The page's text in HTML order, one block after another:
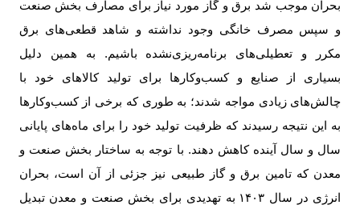
بحران موجب شد برق و گاز مورد نیاز برای مصارف بخش صنعت
و سپس مصرف خانگی وجود نداشته و شاهد قطعی‌های برق
مکرر و تعطیلی‌های برنامه‌ریزی‌نشده باشیم. به همین دلیل
بسیاری از صنایع و کسب‌وکارها برای تولید کالاهای خود با
چالش‌های زیادی مواجه شدند؛ به طوری که برخی از کسب‌وکارها
به این نتیجه رسیدند که ظرفیت تولید خود را برای ماه‌های پایانی
سال و سال آینده کاهش دهند. با توجه به ساختار بخش صنعت و
معدن که تامین برق و گاز طبیعی نیز جزئی از آن است، بحران
انرژی در سال ۱۴۰۳ به تهدیدی برای بخش صنعت و معدن تبدیل